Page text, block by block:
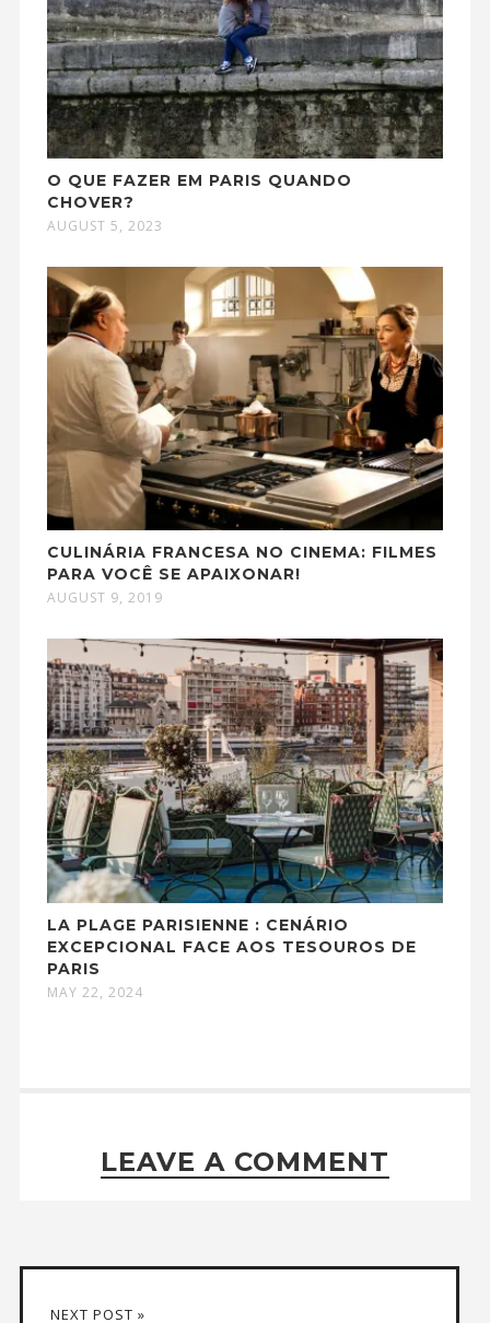
O QUE FAZER EM PARIS QUANDO
CHOVER?
AUGUST 5, 2023
CULINÁRIA FRANCESA NO CINEMA: FILMES
PARA VOCÊ SE APAIXONAR!
AUGUST 9, 2019
LA PLAGE PARISIENNE : CENÁRIO
EXCEPCIONAL FACE AOS TESOUROS DE
PARIS
MAY 22, 2024
LEAVE A COMMENT
NEXT POST »